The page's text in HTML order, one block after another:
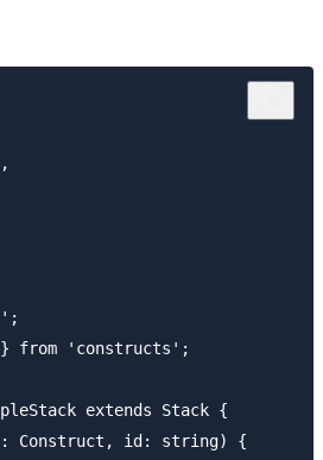
from 'constructs';
extends Stack {
Construct, id: string) {